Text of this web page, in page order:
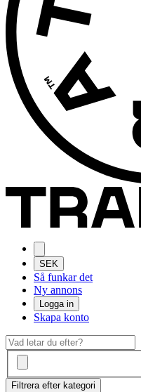
SEK
Så funkar det
Ny annons
Logga in
Skapa konto
Filtrera efter kategori